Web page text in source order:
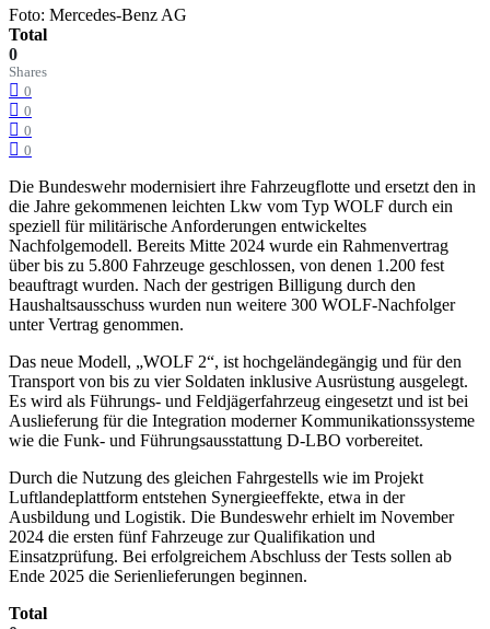
Foto: Mercedes-Benz AG
Total
0
Shares
0
0
0
0
Die Bundeswehr modernisiert ihre Fahrzeugflotte und ersetzt den in
die Jahre gekommenen leichten Lkw vom Typ WOLF durch ein
speziell für militärische Anforderungen entwickeltes
Nachfolgemodell. Bereits Mitte 2024 wurde ein Rahmenvertrag
über bis zu 5.800 Fahrzeuge geschlossen, von denen 1.200 fest
beauftragt wurden. Nach der gestrigen Billigung durch den
Haushaltsausschuss wurden nun weitere 300 WOLF-Nachfolger
unter Vertrag genommen.
Das neue Modell, „WOLF 2“, ist hochgeländegängig und für den
Transport von bis zu vier Soldaten inklusive Ausrüstung ausgelegt.
Es wird als Führungs- und Feldjägerfahrzeug eingesetzt und ist bei
Auslieferung für die Integration moderner Kommunikationssysteme
wie die Funk- und Führungsausstattung D-LBO vorbereitet.
Durch die Nutzung des gleichen Fahrgestells wie im Projekt
Luftlandeplattform entstehen Synergieeffekte, etwa in der
Ausbildung und Logistik. Die Bundeswehr erhielt im November
2024 die ersten fünf Fahrzeuge zur Qualifikation und
Einsatzprüfung. Bei erfolgreichem Abschluss der Tests sollen ab
Ende 2025 die Serienlieferungen beginnen.
Total